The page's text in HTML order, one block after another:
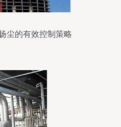
尘的有效控制策略